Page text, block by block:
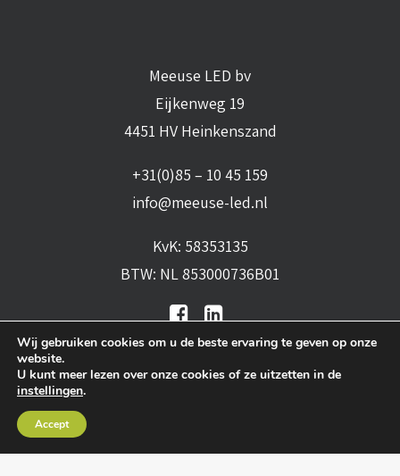
Meeuse LED bv
Eijkenweg 19
4451 HV Heinkenszand
+31(0)85 – 10 45 159
info@meeuse-led.nl
KvK: 58353135
BTW: NL 853000736B01
leveringsvoorwaarden
Wij gebruiken cookies om u de beste ervaring te geven op onze
website.
U kunt meer lezen over onze cookies of ze uitzetten in de
instellingen.
Accept